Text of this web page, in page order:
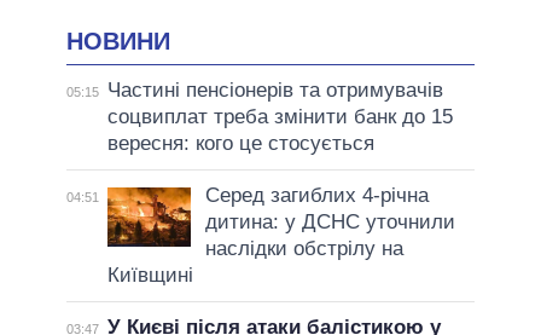
НОВИНИ
05:15
Частині пенсіонерів та отримувачів
соцвиплат треба змінити банк до 15
вересня: кого це стосується
04:51
Серед загиблих 4-річна
дитина: у ДСНС уточнили
наслідки обстрілу на
Київщині
03:47 У Києві після атаки балістикою у